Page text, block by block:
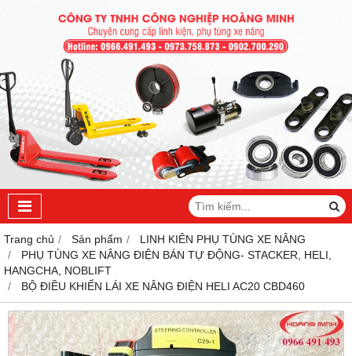
Trang chủ Sản phẩm
LINH KIÊN PHỤ TÙNG XE NÂNG
PHỤ TÙNG XE NÂNG ĐIỆN BÁN TỰ ĐỘNG- STACKER, HELI,
HANGCHA, NOBLIFT
BỘ ĐIỀU KHIỂN LÁI XE NÂNG ĐIỆN HELI AC20 CBD460